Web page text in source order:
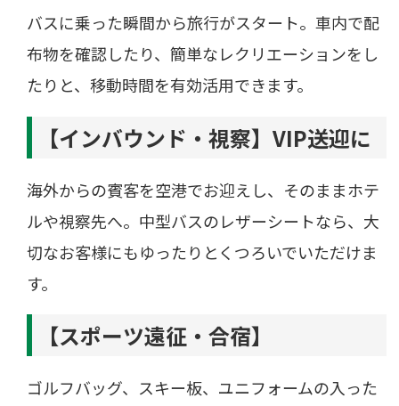
バスに乗った瞬間から旅行がスタート。車内で配
布物を確認したり、簡単なレクリエーションをし
たりと、移動時間を有効活用できます。
【インバウンド・視察】VIP送迎に
海外からの賓客を空港でお迎えし、そのままホテ
ルや視察先へ。中型バスのレザーシートなら、大
切なお客様にもゆったりとくつろいでいただけま
す。
【スポーツ遠征・合宿】
ゴルフバッグ、スキー板、ユニフォームの入った